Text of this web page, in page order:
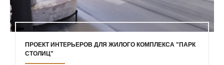
ПРОЕКТ ИНТЕРЬЕРОВ ДЛЯ ЖИЛОГО КОМПЛЕКСА "ПАРК
СТОЛИЦ"